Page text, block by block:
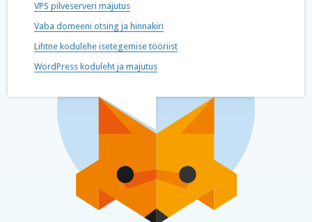
VPS pilveserveri majutus
Vaba domeeni otsing ja hinnakiri
Lihtne kodulehe isetegemise tööriist
WordPress koduleht ja majutus